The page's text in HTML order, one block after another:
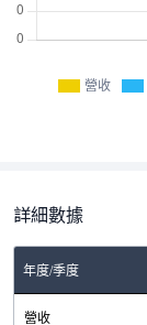
營收
詳細數據
年度/季度2023-Q2
營收